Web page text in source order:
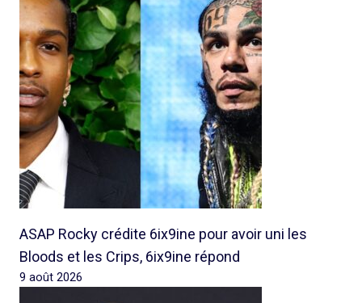
ASAP Rocky crédite 6ix9ine pour avoir uni les
Bloods et les Crips, 6ix9ine répond
9 août 2026